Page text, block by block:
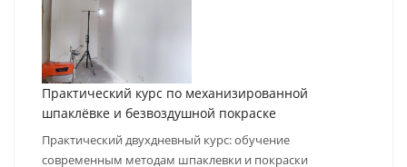
Практический курс по механизированной
шпаклёвке и безвоздушной покраске
Практический двухдневный курс: обучение
современным методам шпаклевки и покраски